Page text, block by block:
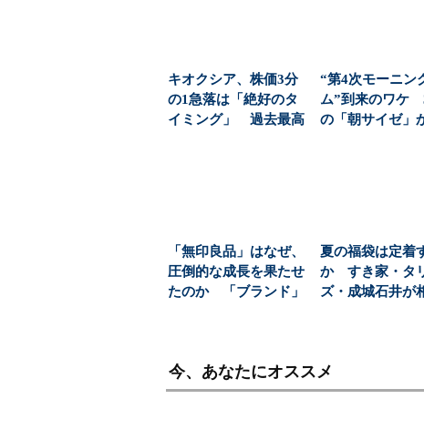
キオクシア、株価3分
の1急落は「絶好のタ
イミング」 過去最高
“第4次モーニン
ム”到来のワケ
の「朝サイゼ」
「無印良品」はなぜ、
圧倒的な成長を果たせ
たのか 「ブランド」
夏の福袋は定着
か すき家・タ
ズ・成城石井が
今、あなたにオススメ